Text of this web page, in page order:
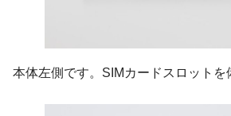
本体左側です。SIMカードスロットを